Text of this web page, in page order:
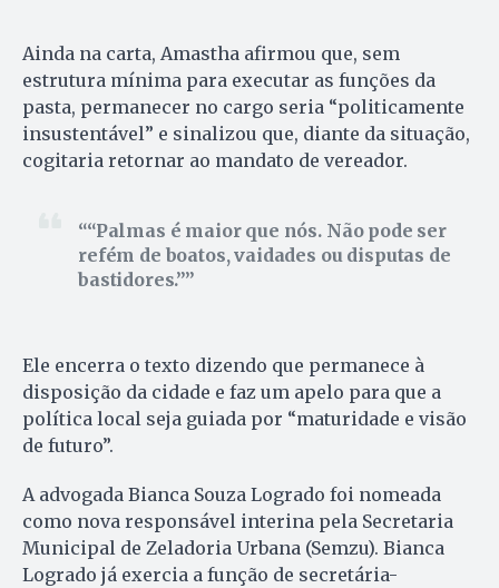
Ainda na carta, Amastha afirmou que, sem
estrutura mínima para executar as funções da
pasta, permanecer no cargo seria “politicamente
insustentável” e sinalizou que, diante da situação,
cogitaria retornar ao mandato de vereador.
“Palmas é maior que nós. Não pode ser
refém de boatos, vaidades ou disputas de
bastidores.”
Ele encerra o texto dizendo que permanece à
disposição da cidade e faz um apelo para que a
política local seja guiada por “maturidade e visão
de futuro”.
A advogada Bianca Souza Logrado foi nomeada
como nova responsável interina pela Secretaria
Municipal de Zeladoria Urbana (Semzu). Bianca
Logrado já exercia a função de secretária-